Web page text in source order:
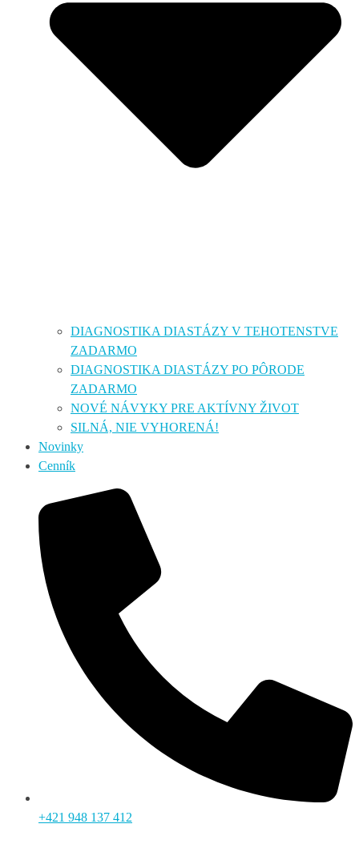
DIAGNOSTIKA DIASTÁZY V TEHOTENSTVE
ZADARMO
DIAGNOSTIKA DIASTÁZY PO PÔRODE
ZADARMO
NOVÉ NÁVYKY PRE AKTÍVNY ŽIVOT
SILNÁ, NIE VYHORENÁ!
Novinky
Cenník
+421 948 137 412